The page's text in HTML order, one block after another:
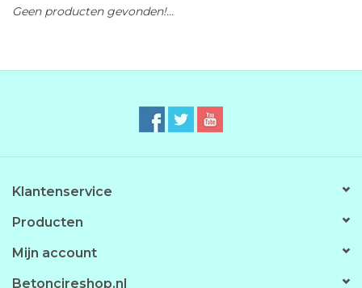
Geen producten gevonden!...
Klantenservice
Producten
Mijn account
Betoncireshop.nl